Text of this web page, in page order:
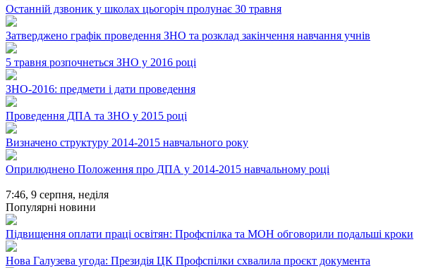
Останній дзвоник у школах цьогоріч пролунає 30 травня
Затверджено графік проведення ЗНО та розклад закінчення навчання учнів
5 травня розпочнеться ЗНО у 2016 році
ЗНО-2016: предмети і дати проведення
Проведення ДПА та ЗНО у 2015 році
Визначено структуру 2014-2015 навчального року
Оприлюднено Положення про ДПА у 2014-2015 навчальному році
7:46, 9 серпня, неділя
Популярні новини
Підвищення оплати праці освітян: Профспілка та МОН обговорили подальші кроки
Нова Галузева угода: Президія ЦК Профспілки схвалила проєкт документа